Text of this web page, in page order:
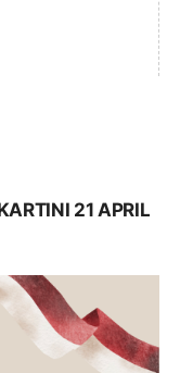
21 APRIL